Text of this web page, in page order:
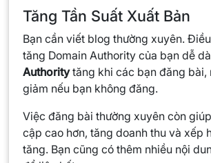
Tăng Tần Suất Xuất Bản
Bạn cần viết blog thường xuyên.
tăng Domain Authority của bạn dễ
Authoritytăng khi các bạn đăng bài,
giảm nếu bạn không đăng.
Việc đăng bài thường xuyên còn
cập cao hơn, tăng doanh thu và xếp
tăng. Bạn cũng có thêm nhiều nội